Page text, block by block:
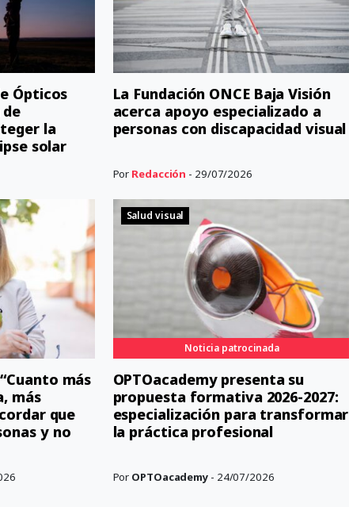
Ópticos
la
solar
La Fundación ONCE Baja Visión
acerca apoyo especializado a
personas con discapacidad visual
Por Redacción - 29/07/2026
más
más
que
y no
Salud visual
Noticia patrocinada
OPTOacademy presenta su
propuesta formativa 2026-2027:
especialización para transformar
la práctica profesional
Por OPTOacademy - 24/07/2026